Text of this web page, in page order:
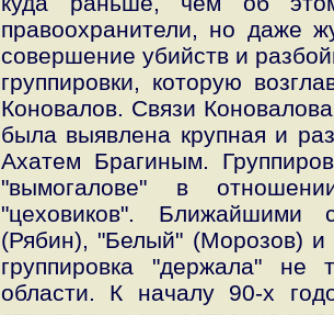
правоохранители, но даже
совершение убийств и
группировки, которую
Коновалов. Связи
была выявлена крупная и
Ахатем Брагиным.
"вымогалове" в
"цеховиков". Ближайшими
(Рябин), "Белый" (Морозов)
группировка "держала"
области. К началу 90-х